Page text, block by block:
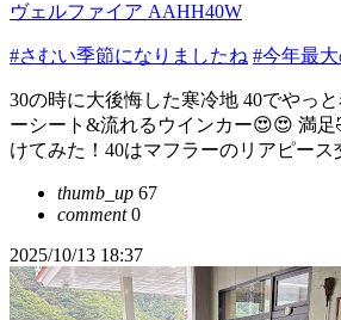
ヴェルファイア AAHH40W
#さむい季節になりましたね #今年最
30の時に大後悔した寒冷地 40でやっ
ーシート&流れるウインカー😍😍 満
けてみた！40はマフラーのリアピース
thumb_up 67
comment0
2025/10/13 18:37